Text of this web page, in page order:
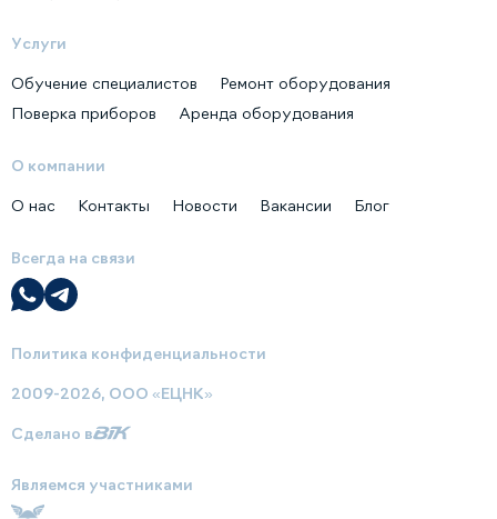
Услуги
Обучение специалистов
Ремонт оборудования
Поверка приборов
Аренда оборудования
О компании
О нас Контакты Новости Вакансии Блог
Всегда на связи
Политика конфиденциальности
2009-2026, ООО «ЕЦНК»
Сделано в
Являемся участниками